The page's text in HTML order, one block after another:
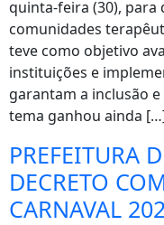
quinta-feira (30), para
comunidades
teve como objetivo
instituições e
garantam a inclusão
tema ganhou ainda
PREFEITURA
DECRETO
CARNAVAL